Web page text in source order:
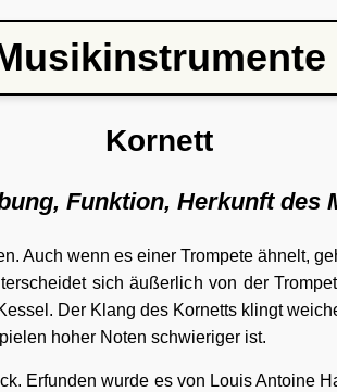
Kornett
Funktion, Herkunft des
Auch wenn es einer Trompete ähnelt,
sich äußerlich von der
Der Klang des Kornetts klingt
hoher Noten schwieriger ist.
Erfunden wurde es von Louis Antoine